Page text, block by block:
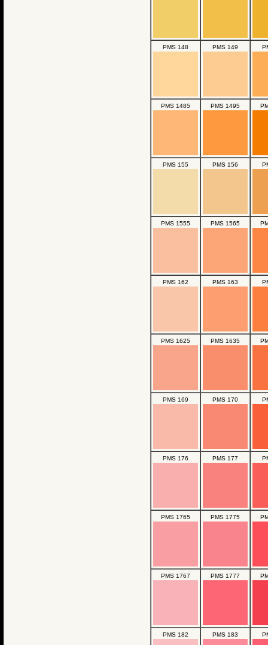
PMS 148 PMS 149
PMS 1485 PMS 1495
PMS 155 PMS 156
PMS 1555 PMS 1565
PMS 162 PMS 163
PMS 1625 PMS 1635
PMS 169 PMS 170
PMS 176 PMS 177
PMS 1765 PMS 1775
PMS 1767 PMS 1777
PMS 182 PMS 183